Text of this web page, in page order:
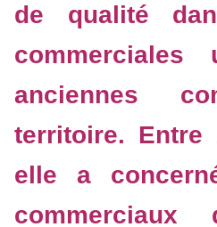
de qualité
commerciales
anciennes
territoire. Entre
elle a